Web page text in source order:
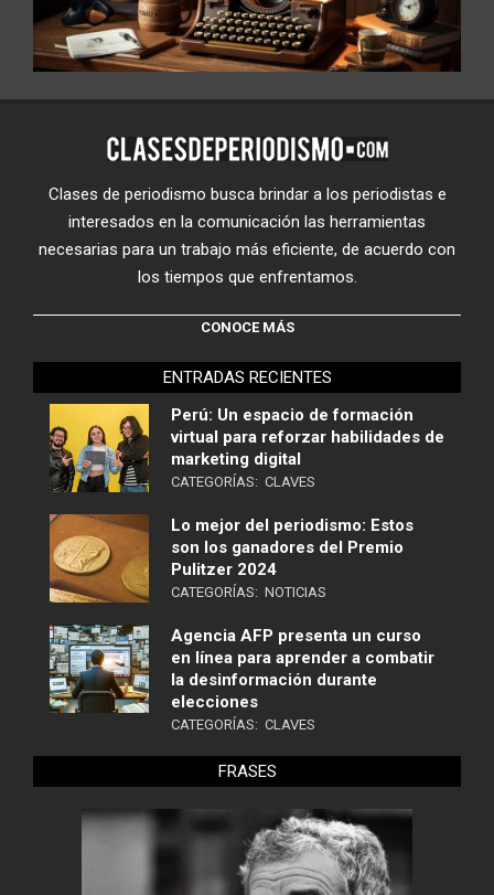
Clases de periodismo busca brindar a los periodistas e
interesados en la comunicación las herramientas
necesarias para un trabajo más eficiente, de acuerdo con
los tiempos que enfrentamos.
CONOCE MÁS
ENTRADAS RECIENTES
Perú: Un espacio de formación
virtual para reforzar habilidades de
marketing digital
CATEGORÍAS: CLAVES
Lo mejor del periodismo: Estos
son los ganadores del Premio
Pulitzer 2024
CATEGORÍAS: NOTICIAS
Agencia AFP presenta un curso
en línea para aprender a combatir
la desinformación durante
elecciones
CATEGORÍAS: CLAVES
FRASES